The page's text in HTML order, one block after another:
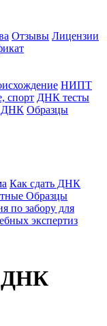
Отзывы Лицензии
НИПТ
спорт ДНК тесты
ДНК Образцы
Как сдать ДНК
Образцы
по забору для
экспертиз
ДНК